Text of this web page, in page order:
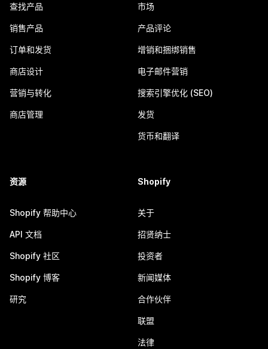
查找产品
销售产品
订单和发货
商店设计
营销与转化
商店管理
市场
产品评论
增销和捆绑销售
电子邮件营销
搜索引擎优化 (SEO)
发货
货币和翻译
资源
Shopify 帮助中心
API 文档
Shopify 社区
Shopify 博客
研究
Shopify
关于
招贤纳士
投资者
新闻媒体
合作伙伴
联盟
法律